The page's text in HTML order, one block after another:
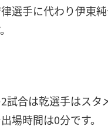
選手に代わり伊東
試合は乾選手はスタ
場時間は0分です。